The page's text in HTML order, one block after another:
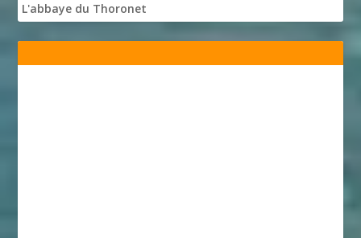
L'abbaye du Thoronet